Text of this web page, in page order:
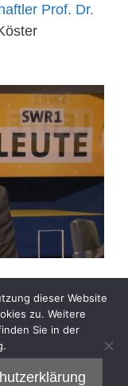
Prof. Dr.
dieser Website
zu. Weitere
Sie in der